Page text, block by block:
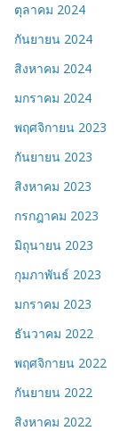
ตุลาคม 2024
กันยายน 2024
สิงหาคม 2024
มกราคม 2024
พฤศจิกายน 2023
กันยายน 2023
สิงหาคม 2023
กรกฎาคม 2023
มิถุนายน 2023
กุมภาพันธ์ 2023
มกราคม 2023
ธันวาคม 2022
พฤศจิกายน 2022
กันยายน 2022
สิงหาคม 2022